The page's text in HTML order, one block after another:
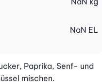
NaN EL
Paprika, Senf- und
mischen.